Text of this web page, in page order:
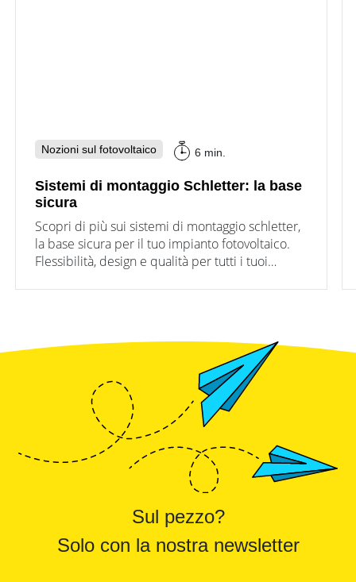
Nozioni sul fotovoltaico 6 min.
Sistemi di montaggio Schletter: la base
sicura
Scopri di più sui sistemi di montaggio schletter,
la base sicura per il tuo impianto fotovoltaico.
Flessibilità, design e qualità per tutti i tuoi
Sul pezzo?
Solo con la nostra newsletter